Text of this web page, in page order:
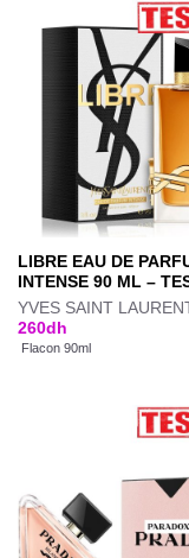
LIBRE EAU DE
INTENSE 90 ML –
YVES SAINT
260dh
Flacon 90ml